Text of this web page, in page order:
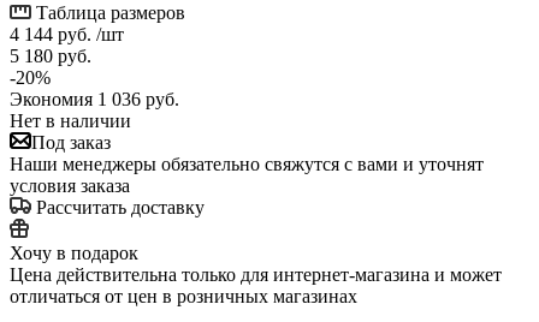
Таблица размеров
4 144 руб. /шт
5 180 руб.
-20%
Экономия 1 036 руб.
Нет в наличии
Под заказ
Наши менеджеры обязательно свяжутся с вами и уточнят
условия заказа
Рассчитать доставку
Хочу в подарок
Цена действительна только для интернет-магазина и может
отличаться от цен в розничных магазинах